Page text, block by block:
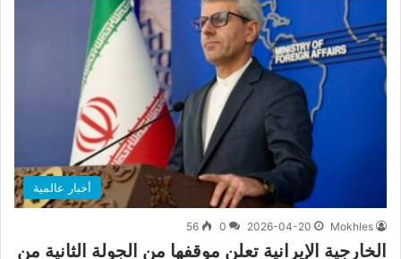
أخبار عالمية
Mokhles
2026-04-20
0
56
الخارجية الإيرانية تعلن موقفها من الجولة الثانية من